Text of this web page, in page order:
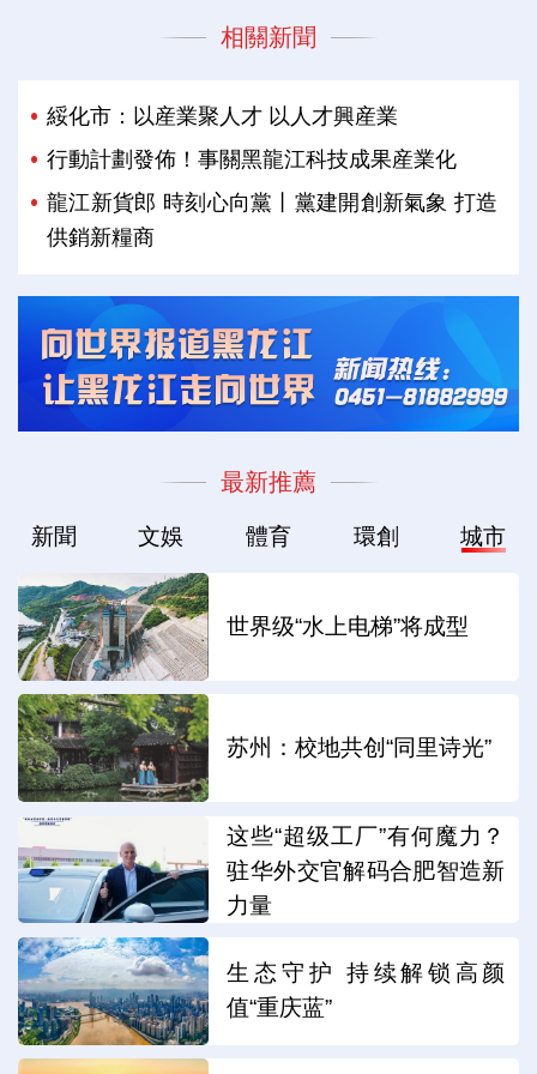
相關新聞
綏化市：以産業聚人才 以人才興産業
行動計劃發佈！事關黑龍江科技成果産業化
龍江新貨郎 時刻心向黨丨黨建開創新氣象 打造
供銷新糧商
最新推薦
新聞 文娛 體育 環創 城市
世界级“水上电梯”将成型
苏州：校地共创“同里诗光”
这些“超级工厂”有何魔力？
驻华外交官解码合肥智造新
力量
生态守护 持续解锁高颜
值“重庆蓝”